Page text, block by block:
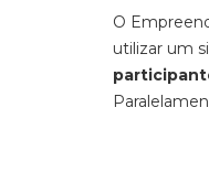
O
utilizar um